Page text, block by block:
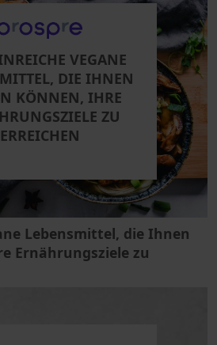
VEGANE
DIE IHNEN
KÖNNEN, IHRE
ZU
ERREICHEN
Lebensmittel, die Ihnen
Ernährungsziele zu